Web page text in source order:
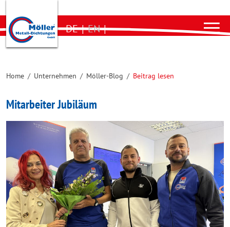
DE | EN |
Home / Unternehmen / Möller-Blog / Beitrag lesen
Mitarbeiter Jubiläum